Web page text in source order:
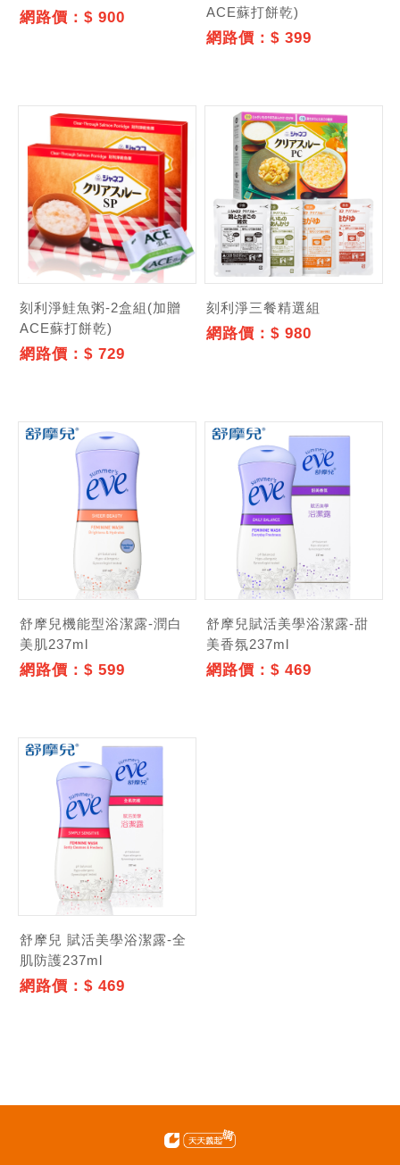
網路價：$ 900
ACE蘇打餅乾)
網路價：$ 399
刻利淨鮭魚粥-2盒組(加贈
ACE蘇打餅乾)
網路價：$ 729
刻利淨三餐精選組
網路價：$ 980
舒摩兒機能型浴潔露-潤白
美肌237ml
網路價：$ 599
舒摩兒賦活美學浴潔露-甜
美香氛237ml
網路價：$ 469
舒摩兒 賦活美學浴潔露-全
肌防護237ml
網路價：$ 469